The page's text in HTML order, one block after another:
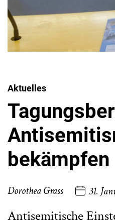
Aktuelles
bekämpfen
Dorothea Grass 31.
Antisemitische